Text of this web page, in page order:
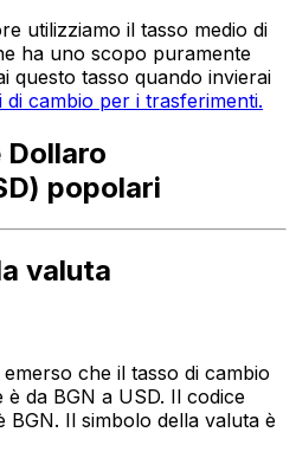
utilizziamo il tasso medio di
ha uno scopo puramente
questo tasso quando invierai
di cambio per i trasferimenti.
popolari
valuta
che il tasso di cambio
da BGN a USD. Il codice
BGN. Il simbolo della valuta è